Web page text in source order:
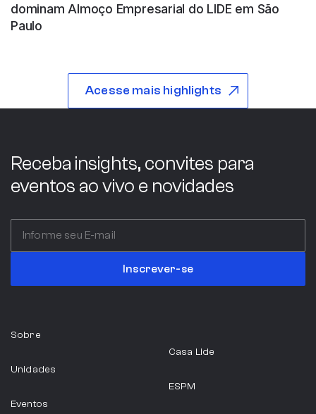
ABC COMPANY
Itália
ABIA
dominam Almoço Empresarial do LIDE em São
Paulo
Acesse mais highlights
Receba insights, convites para
eventos ao vivo e novidades
Inscrever-se
Sobre
Unidades
Eventos
Casa Lide
ESPM